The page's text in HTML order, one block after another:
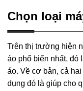
Chọn loại
Trên thị trường hiện
áo phổ biến nhất, đó
áo. Về cơ bản, cả
dụng đó là giúp cho